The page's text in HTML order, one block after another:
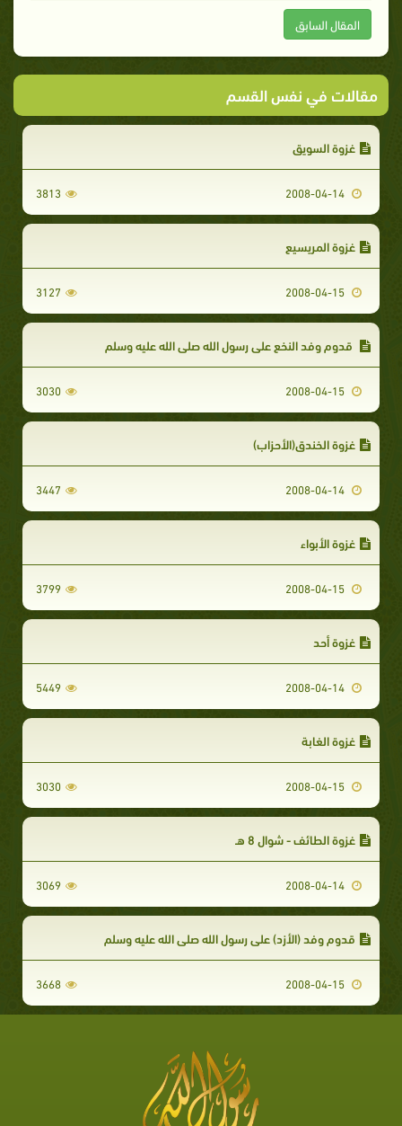
المقال السابق
مقالات في نفس القسم
غزوة السويق
3813
غزوة المريسيع
3127
قدوم وفد النخع على رسول الله صلى الله عليه وسلم
3030
غزوة الخندق(الأحزاب)
3447
غزوة الأبواء
3799
غزوة أحد
5449
غزوة الغابة
3030
غزوة الطائف - شوال 8 هـ
3069
قدوم وفد (الأزد) على رسول الله صلى الله عليه وسلم
3668